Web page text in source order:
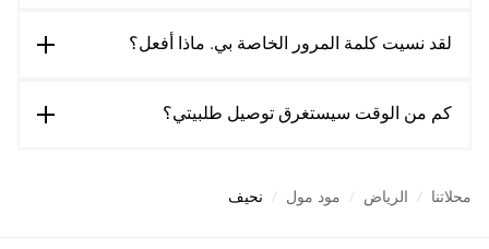
لقد نسيت كلمة المرور الخاصة بي. ماذا أفعل؟
كم من الوقت سيستغرق توصيل طلبيتي؟
محلاتنا / الرياض / مود مول / نحيف